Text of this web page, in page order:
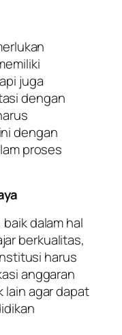
juga
dengan
dengan
proses
dalam hal
berkualitas,
harus
anggaran
lain agar dapat